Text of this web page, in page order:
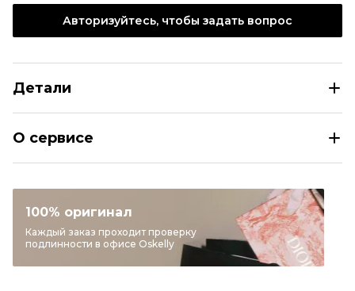
Авторизуйтесь, чтобы задать вопрос
Детали
Категория
Бренд
LANVIN
Материал одежды
Шерсть
О сервисе
100% оригинал
Каждый заказ проходит проверку
подлинности в офисе Oskelly